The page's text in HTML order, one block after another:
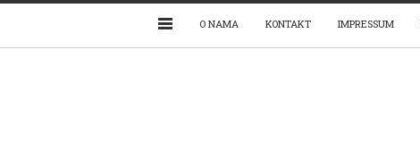
O NAMA KONTAKT IMPRESSUM